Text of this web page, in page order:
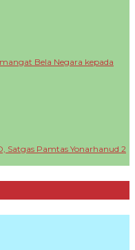
Bela Negara kepada
Satgas Pamtas Yonarhanud 2